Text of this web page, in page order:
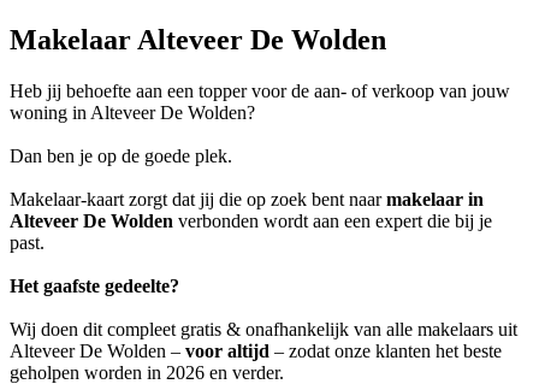
Makelaar Alteveer De Wolden
Heb jij behoefte aan een topper voor de aan- of verkoop van jouw
woning in Alteveer De Wolden?
Dan ben je op de goede plek.
Makelaar-kaart zorgt dat jij die op zoek bent naarmakelaar in
Alteveer De Wolden verbonden wordt aan een expert die bij je
past.
Het gaafste gedeelte?
Wij doen dit compleet gratis & onafhankelijk van alle makelaars uit
Alteveer De Wolden – voor altijd – zodat onze klanten het beste
geholpen worden in 2026 en verder.